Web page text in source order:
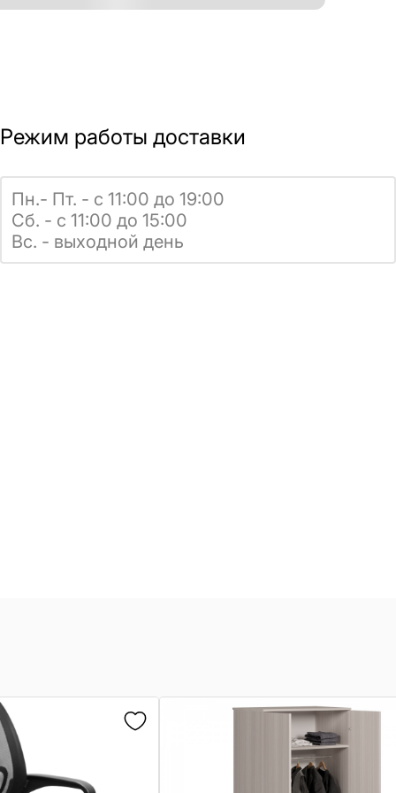
Режим работы доставки
Пн.- Пт. - с 11:00 до 19:00
Сб. - с 11:00 до 15:00
Вс. - выходной день